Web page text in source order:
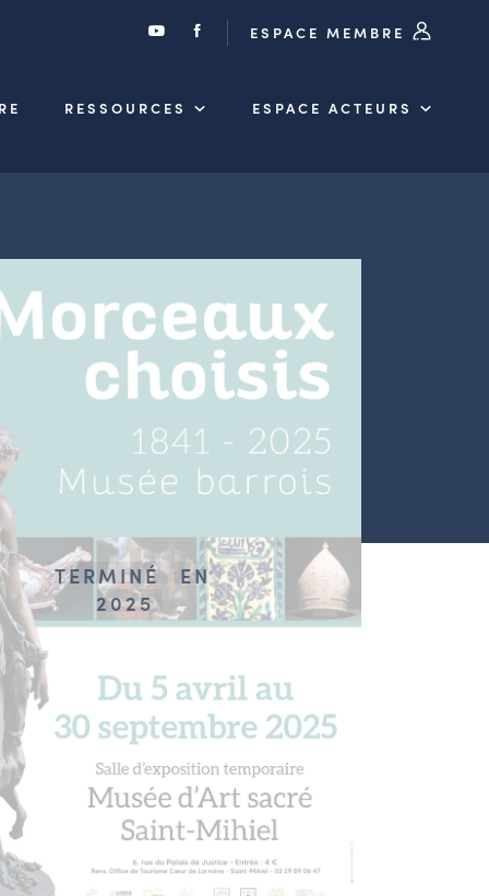
ESPACE MEMBRE
RESSOURCES ESPACE ACTEURS
TERMINÉ
EN
2025